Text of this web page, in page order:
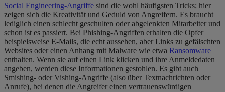
Social Engineering-Angriffe sind die wohl häufigsten Tricks; hier
zeigen sich die Kreativität und Geduld von Angreifern. Es braucht
lediglich einen schlecht geschulten oder abgelenkten Mitarbeiter und
schon ist es passiert. Bei Phishing-Angriffen erhalten die Opfer
beispielsweise E-Mails, die echt aussehen, aber Links zu gefälschten
Websites oder einen Anhang mit Malware wie etwa Ransomware
enthalten. Wenn sie auf einen Link klicken und ihre Anmeldedaten
angeben, werden diese Informationen gestohlen. Es gibt auch
Smishing- oder Vishing-Angriffe (also über Textnachrichten oder
Anrufe), bei denen die Angreifer einen vertrauenswürdigen